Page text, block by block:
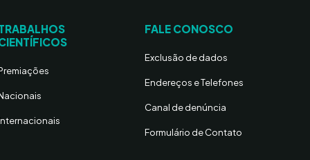
FALE CONOSCO
Exclusão de dados
Endereços e Telefones
Canal de denúncia
Formulário de Contato